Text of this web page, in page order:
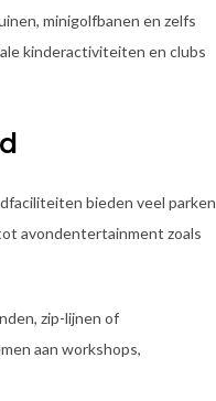
minigolfbanen en zelfs
kinderactiviteiten en clubs
bieden veel parken
avondentertainment zoals
zip-lijnen of
aan workshops,